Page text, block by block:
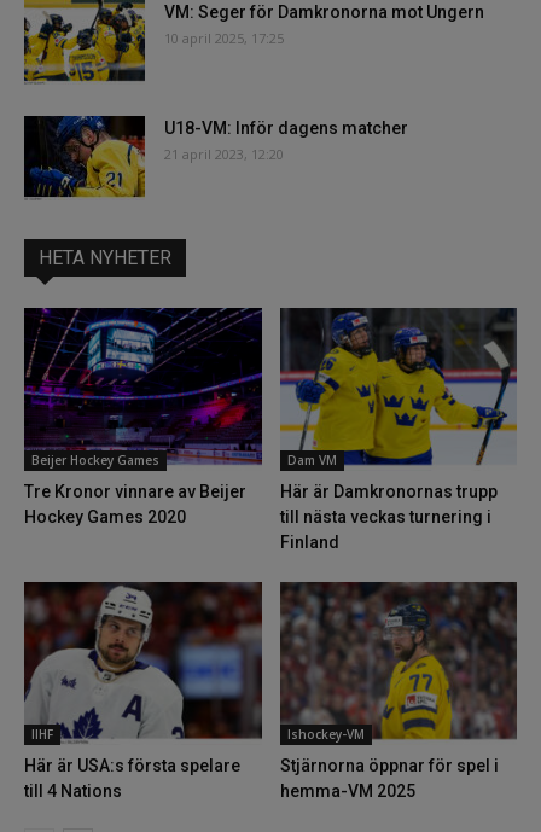
VM: Seger för Damkronorna mot Ungern
10 april 2025, 17:25
U18-VM: Inför dagens matcher
21 april 2023, 12:20
HETA NYHETER
Beijer Hockey Games
Tre Kronor vinnare av Beijer
Hockey Games 2020
Dam VM
Här är Damkronornas trupp
till nästa veckas turnering i
Finland
IIHF
Här är USA:s första spelare
till 4 Nations
Ishockey-VM
Stjärnorna öppnar för spel i
hemma-VM 2025